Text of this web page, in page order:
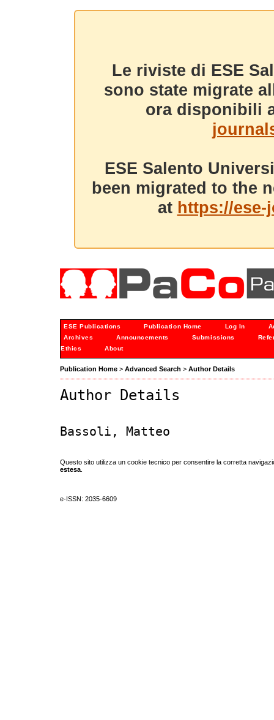
Le riviste di ESE
sono state migrate
ora disponibili
ESE Salento
been migrated to the
at https://
ESE Publications Publication Home Log In
Archives
Announcements Submissions
Ethics
About
Publication Home > Advanced Search > Author Details
Author Details
Bassoli, Matteo
Questo sito utilizza un cookie tecnico per consentire la corretta
estesa
e-ISSN: 2035-6609